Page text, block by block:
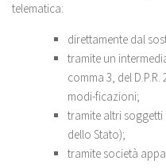
telematica:
direttamente dal
tramite un
comma 3, del
modi-ficazioni;
tramite altri
dello Stato);
tramite società